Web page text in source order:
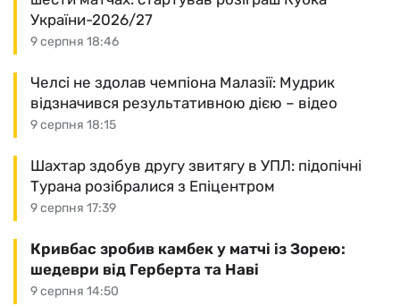
9 серпня 18:46
України-2026/27
9 серпня 18:15
Челсі не здолав чемпіона Малазії: Мудрик
відзначився результативною дією – відео
9 серпня 17:39
Шахтар здобув другу звитягу в УПЛ: підопічні
Турана розібралися з Епіцентром
9 серпня 14:50
Кривбас зробив камбек у матчі із Зорею:
шедеври від Герберта та Наві